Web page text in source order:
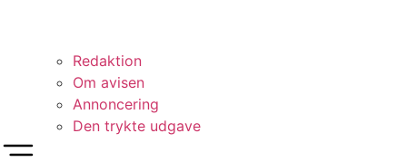
Redaktion
Om avisen
Annoncering
Den trykte udgave